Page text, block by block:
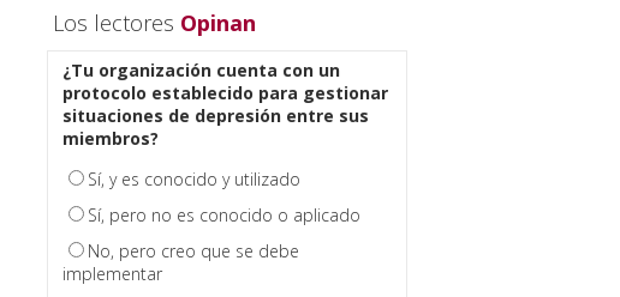
Los lectores Opinan
¿Tu organización cuenta con un
protocolo establecido para gestionar
situaciones de depresión entre sus
miembros?
Sí, y es conocido y utilizado
Sí, pero no es conocido o aplicado
No, pero creo que se debe
implementar